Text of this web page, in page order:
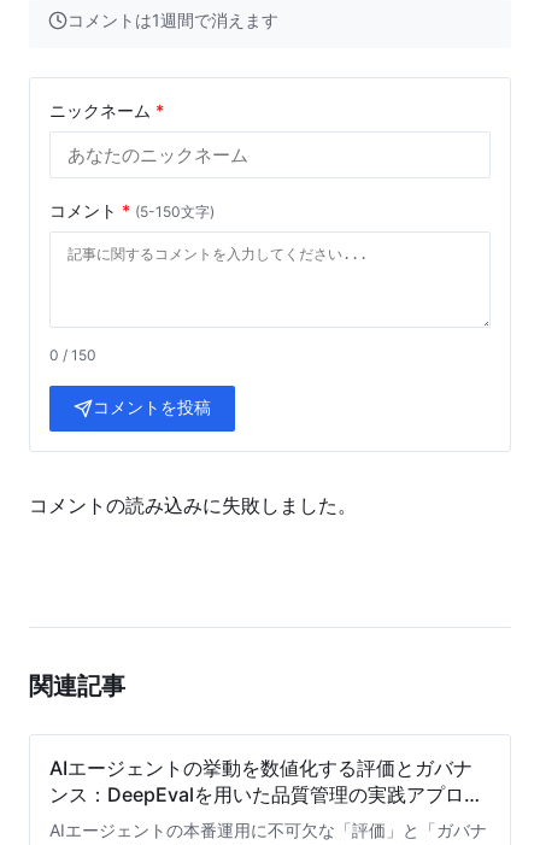
コメントは1週間で消えます
ニックネーム *
コメント * (5-150文字)
0 / 150
コメントを投稿
コメントの読み込みに失敗しました。
関連記事
AIエージェントの挙動を数値化する評価とガバナ
ンス：DeepEvalを用いた品質管理の実践アプロー
チ
AIエージェントの本番運用に不可欠な「評価」と「ガバナ